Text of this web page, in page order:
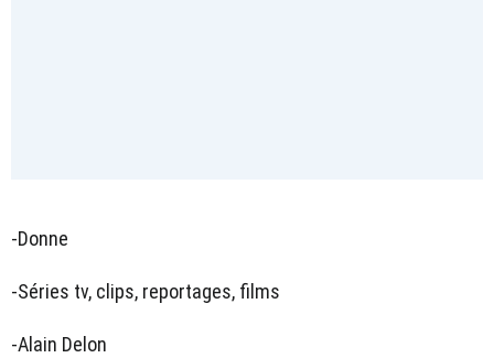
-Donne
-Séries tv, clips, reportages, films
-Alain Delon